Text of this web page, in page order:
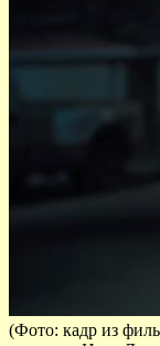
(Фото: кадр из